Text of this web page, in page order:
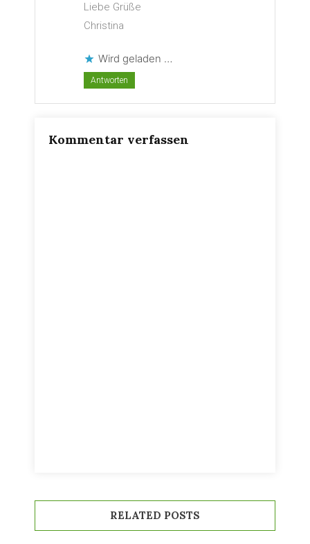
Liebe Grüße
Christina
Wird geladen …
Antworten
Kommentar verfassen
RELATED POSTS